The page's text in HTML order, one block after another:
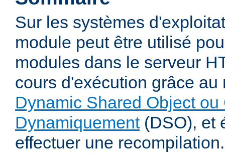
Sur les systèmes
module peut être utilisé
modules dans le serveur
cours d'exécution grâce au
Dynamic Shared Object
Dynamiquement(DSO), et
effectuer une recompilation.